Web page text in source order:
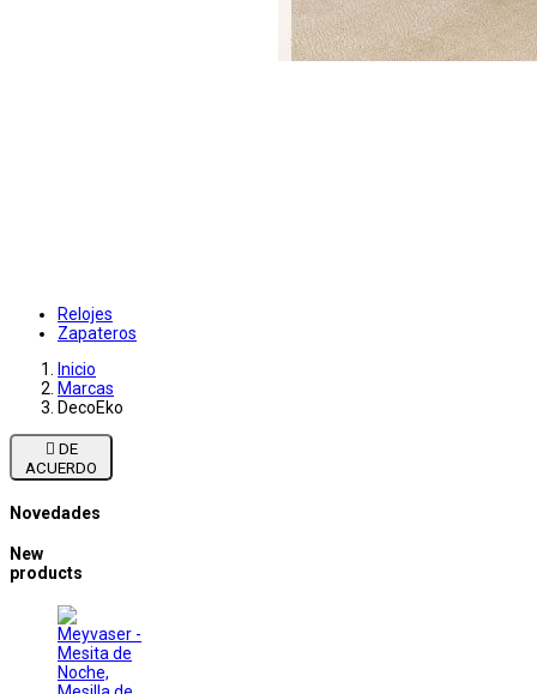
Relojes
Zapateros
Inicio
Marcas
DecoEko

ACUERDO
Novedades
New
products